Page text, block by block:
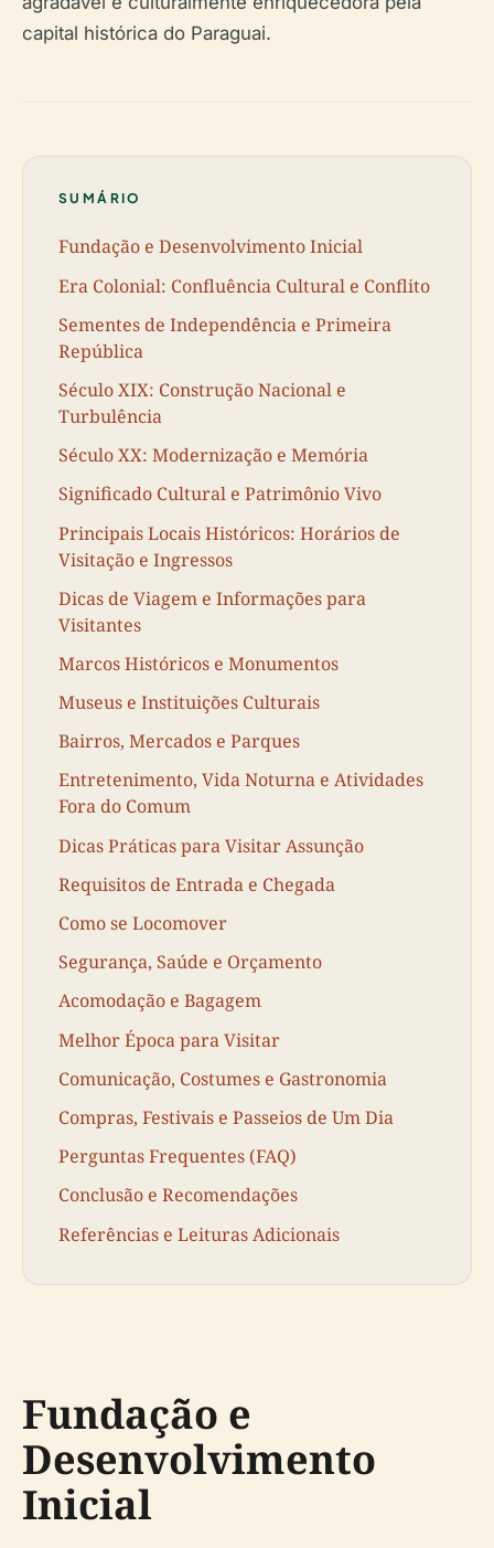
capital histórica do Paraguai.
SUMÁRIO
Fundação e Desenvolvimento Inicial
Era Colonial: Confluência Cultural e Conflito
Sementes de Independência e Primeira
República
Século XIX: Construção Nacional e
Turbulência
Século XX: Modernização e Memória
Significado Cultural e Patrimônio Vivo
Principais Locais Históricos: Horários de
Visitação e Ingressos
Dicas de Viagem e Informações para
Visitantes
Marcos Históricos e Monumentos
Museus e Instituições Culturais
Bairros, Mercados e Parques
Entretenimento, Vida Noturna e Atividades
Fora do Comum
Dicas Práticas para Visitar Assunção
Requisitos de Entrada e Chegada
Como se Locomover
Segurança, Saúde e Orçamento
Acomodação e Bagagem
Melhor Época para Visitar
Comunicação, Costumes e Gastronomia
Compras, Festivais e Passeios de Um Dia
Perguntas Frequentes (FAQ)
Conclusão e Recomendações
Referências e Leituras Adicionais
Fundação e
Desenvolvimento
Inicial